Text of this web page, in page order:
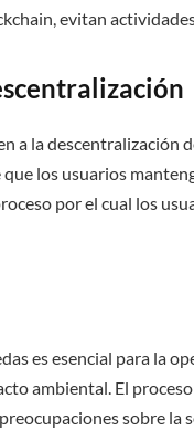
evitan
a la descentralización
los usuarios
por el cual los
es esencial para la
ambiental. El
sobre la